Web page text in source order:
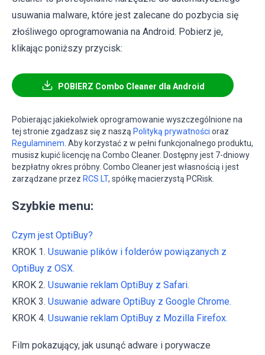
usuwania malware, które jest zalecane do pozbycia się
złośliwego oprogramowania na Android. Pobierz je,
klikając poniższy przycisk:
POBIERZ Combo Cleaner dla Android
Pobierając jakiekolwiek oprogramowanie wyszczególnione na
tej stronie zgadzasz się z naszą Polityką prywatności oraz
Regulaminem . Aby korzystać z w pełni funkcjonalnego produktu,
musisz kupić licencję na Combo Cleaner. Dostępny jest 7-dniowy
bezpłatny okres próbny. Combo Cleaner jest własnością i jest
zarządzane przez RCS LT, spółkę macierzystą PCRisk.
Szybkie menu:
Czym jest OptiBuy?
KROK 1. Usuwanie plików i folderów powiązanych z
OptiBuy z OSX.
KROK 2. Usuwanie reklam OptiBuy z Safari.
KROK 3. Usuwanie adware OptiBuy z Google Chrome.
KROK 4. Usuwanie reklam OptiBuy z Mozilla Firefox.
Film pokazujący, jak usunąć adware i porywacze